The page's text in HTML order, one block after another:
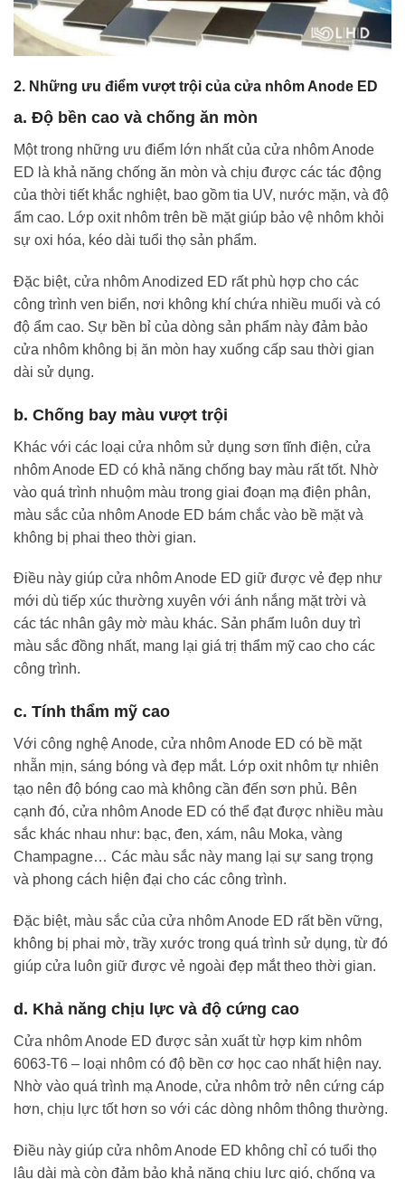
2. Những ưu điểm vượt trội của cửa nhôm Anode ED
a. Độ bền cao và chống ăn mòn
Một trong những ưu điểm lớn nhất của cửa nhôm Anode
ED là khả năng chống ăn mòn và chịu được các tác động
của thời tiết khắc nghiệt, bao gồm tia UV, nước mặn, và độ
ẩm cao. Lớp oxit nhôm trên bề mặt giúp bảo vệ nhôm khỏi
sự oxi hóa, kéo dài tuổi thọ sản phẩm.
Đặc biệt, cửa nhôm Anodized ED rất phù hợp cho các
công trình ven biển, nơi không khí chứa nhiều muối và có
độ ẩm cao. Sự bền bỉ của dòng sản phẩm này đảm bảo
cửa nhôm không bị ăn mòn hay xuống cấp sau thời gian
dài sử dụng.
b. Chống bay màu vượt trội
Khác với các loại cửa nhôm sử dụng sơn tĩnh điện, cửa
nhôm Anode ED có khả năng chống bay màu rất tốt. Nhờ
vào quá trình nhuộm màu trong giai đoạn mạ điện phân,
màu sắc của nhôm Anode ED bám chắc vào bề mặt và
không bị phai theo thời gian.
Điều này giúp cửa nhôm Anode ED giữ được vẻ đẹp như
mới dù tiếp xúc thường xuyên với ánh nắng mặt trời và
các tác nhân gây mờ màu khác. Sản phẩm luôn duy trì
màu sắc đồng nhất, mang lại giá trị thẩm mỹ cao cho các
công trình.
c. Tính thẩm mỹ cao
Với công nghệ Anode, cửa nhôm Anode ED có bề mặt
nhẵn mịn, sáng bóng và đẹp mắt. Lớp oxit nhôm tự nhiên
tạo nên độ bóng cao mà không cần đến sơn phủ. Bên
cạnh đó, cửa nhôm Anode ED có thể đạt được nhiều màu
sắc khác nhau như: bạc, đen, xám, nâu Moka, vàng
Champagne… Các màu sắc này mang lại sự sang trọng
và phong cách hiện đại cho các công trình.
Đặc biệt, màu sắc của cửa nhôm Anode ED rất bền vững,
không bị phai mờ, trầy xước trong quá trình sử dụng, từ đó
giúp cửa luôn giữ được vẻ ngoài đẹp mắt theo thời gian.
d. Khả năng chịu lực và độ cứng cao
Cửa nhôm Anode ED được sản xuất từ hợp kim nhôm
6063-T6 – loại nhôm có độ bền cơ học cao nhất hiện nay.
Nhờ vào quá trình mạ Anode, cửa nhôm trở nên cứng cáp
hơn, chịu lực tốt hơn so với các dòng nhôm thông thường.
Điều này giúp cửa nhôm Anode ED không chỉ có tuổi thọ
lâu dài mà còn đảm bảo khả năng chịu lực gió, chống va